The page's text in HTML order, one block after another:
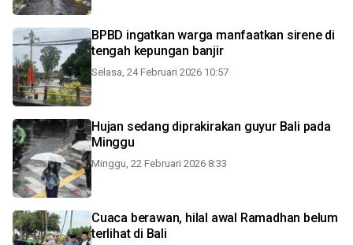
BPBD ingatkan warga manfaatkan sirene di
tengah kepungan banjir
Selasa, 24 Februari 2026 10:57
Hujan sedang diprakirakan guyur Bali pada
Minggu
Minggu, 22 Februari 2026 8:33
Cuaca berawan, hilal awal Ramadhan belum
terlihat di Bali